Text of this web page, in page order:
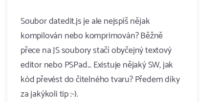
Soubor datedit.js je ale nejspíš nějak
kompilován nebo komprimován? Běžně
přece na JS soubory stačí obyčejný textový
editor nebo PSPad... Existuje nějaký SW, jak
kód převést do čitelného tvaru? Předem díky
za jakýkoli tip :-).